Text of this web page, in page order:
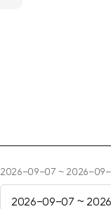
2026-09-07 ~ 2026-
2026-09-07 ~